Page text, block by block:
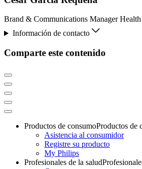
Brand & Communications Manager
Información de contacto
Comparte este contenido
Productos de consumoProductos de
Asistencia al consumidor
Registre su producto
My Philips
Profesionales de la salud